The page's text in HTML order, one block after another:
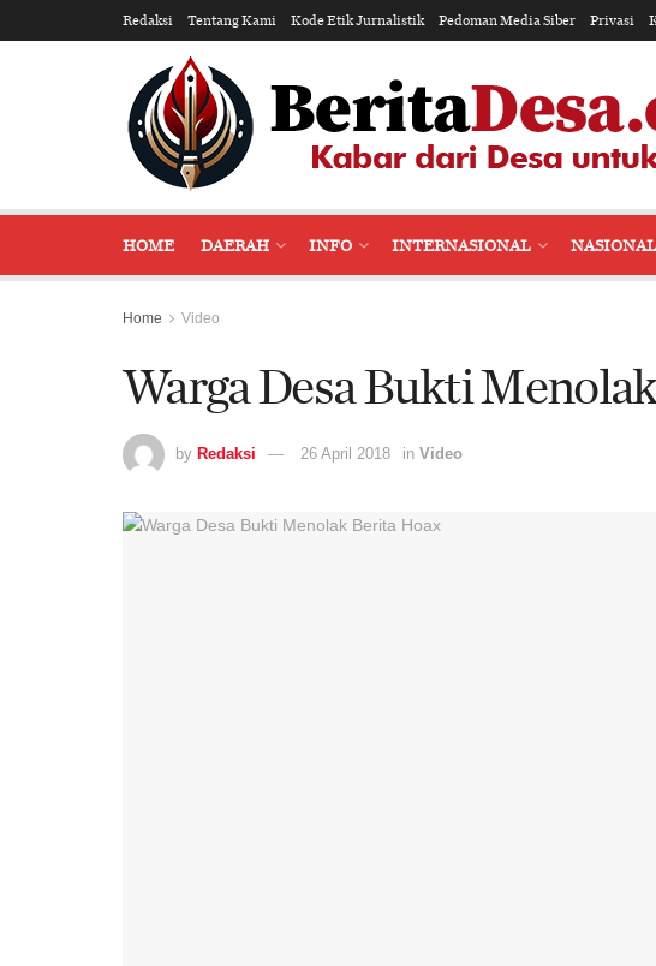
Redaksi Tentang Kami Kode Etik Jurnalistik Pedoman Media Siber Privasi
HOME DAERAH INFO INTERNASIONAL NASIONAL
Home Video
Warga Desa Bukti
by Redaksi 26 April 2018 in Video